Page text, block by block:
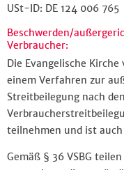
USt-ID: DE 124 006 765
Beschwerden/
Verbraucher:
Die Evangelische
einem Verfahren zur
Streitbeilegung nach
teilnehmen und ist
Gemäß § 36 VSBG